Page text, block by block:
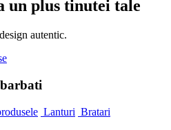
un plus tinutei tale
autentic.
Lanturi Bratari